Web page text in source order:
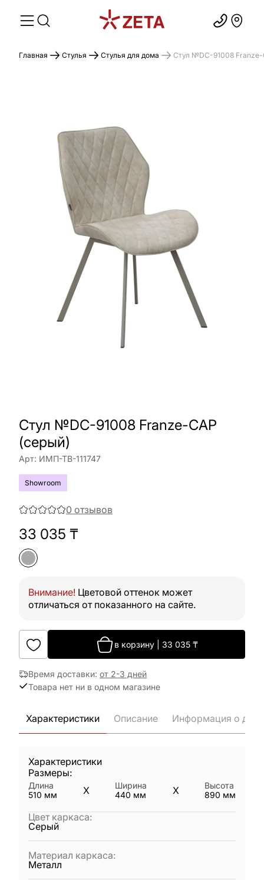
Главная Стулья Стулья для дома Cтул №DC-91008 Franze-
Cтул №DC-91008 Franze-CAP
(серый)
Арт: ИМП-ТВ-111747
Showroom
0 отзывов
33 035 ₸
Внимание! Цветовой оттенок может
отличаться от показанного на сайте.
в корзину| 33 035₸
Время доставки: от 2-3 дней
Товара нет ни в одном магазине
Характеристики Описание Информация о
Характеристики
Размеры:
Длина
510 мм X
Ширина
440 мм X
Высота
890 мм
Цвет каркаса:
Серый
Материал каркаса:
Металл